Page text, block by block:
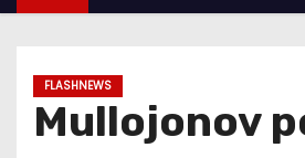
FLASHNEWS
Mullojonov